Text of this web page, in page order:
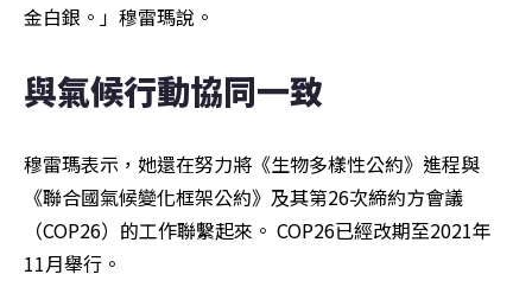
金白銀。」穆雷瑪說。
與氣候行動協同一致
穆雷瑪表示，她還在努力將《生物多樣性公約》進程與
《聯合國氣候變化框架公約》及其第26次締約方會議
（COP26）的工作聯繫起來。 COP26已經改期至2021年
11月舉行。